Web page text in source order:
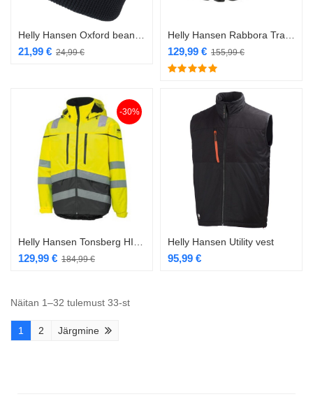
24,99€
21,99 € 155,99€
129,99 €
-30%
184,99€
129,99 €
Helly Hansen Utility vest
95,99 €
Näitan 1–32 tulemust 33-st
1 2 Järgmine